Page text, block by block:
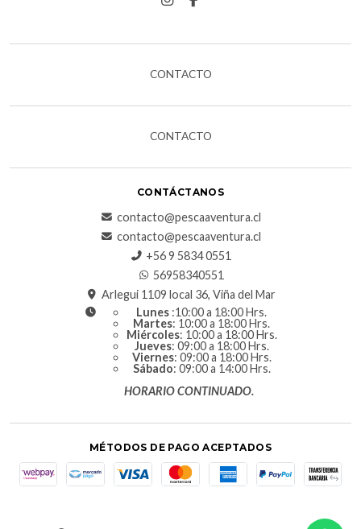
CONTACTO
CONTACTO
CONTÁCTANOS
contacto@pescaaventura.cl
contacto@pescaaventura.cl
+56 9 5834 0551
56958340551
Arlegui 1109 local 36, Viña del Mar
Lunes :10:00 a 18:00 Hrs.
Martes: 10:00 a 18:00 Hrs.
Miércoles: 10:00 a 18:00 Hrs.
Jueves: 09:00 a 18:00 Hrs.
Viernes: 09:00 a 18:00 Hrs.
Sábado: 09:00 a 14:00 Hrs.
HORARIO CONTINUADO.
MÉTODOS DE PAGO ACEPTADOS